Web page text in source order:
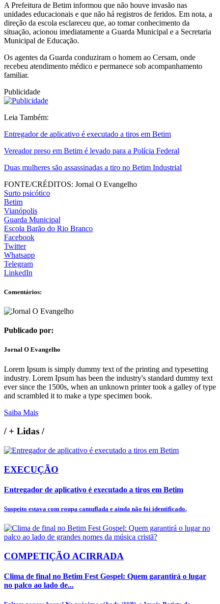
A Prefeitura de Betim informou que não houve invasão nas
unidades educacionais e que não há registros de feridos. Em nota, a
direção da escola esclareceu que, ao tomar conhecimento da
situação, acionou imediatamente a Guarda Municipal e a Secretaria
Municipal de Educação.
Os agentes da Guarda conduziram o homem ao Cersam, onde
recebeu atendimento médico e permanece sob acompanhamento
familiar.
Publicidade
Leia Também:
Entregador de aplicativo é executado a tiros em Betim
Vereador preso em Betim é levado para a Polícia Federal
Duas mulheres são assassinadas a tiro no Betim Industrial
FONTE/CRÉDITOS: Jornal O Evangelho
Surto psicótico
Betim
Vianópolis
Guarda Municipal
Escola Barão do Rio Branco
Facebook
Twitter
Whatsapp
Telegram
LinkedIn
Comentários:
Publicado por:
Jornal O Evangelho
Lorem Ipsum is simply dummy text of the printing and typesetting
industry. Lorem Ipsum has been the industry's standard dummy text
ever since the 1500s, when an unknown printer took a galley of type
and scrambled it to make a type specimen book.
Saiba Mais
/+ Lidas /
EXECUÇÃO
Entregador de aplicativo é executado a tiros em Betim
Suspeito estava com roupa camuflada e ainda não foi identificado.
COMPETIÇÃO ACIRRADA
Clima de final no Betim Fest Gospel: Quem garantirá o lugar
no palco ao lado de...